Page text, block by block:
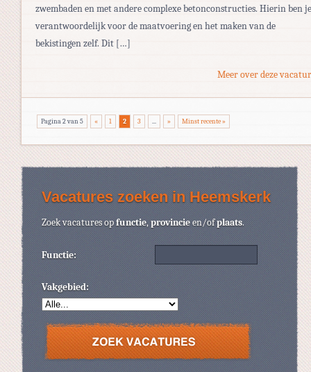
zwembaden en met andere complexe betonconstructies. Hierin ben je
verantwoordelijk voor de maatvoering en het maken van de
bekistingen zelf. Dit […]
Meer over deze
Pagina 2 van 5 « 1 2 3 ... » Minst recente »
Vacatures zoeken in Heemskerk
Zoek vacatures opfunctie,provincieen/ofplaats.
Functie:
Vakgebied: